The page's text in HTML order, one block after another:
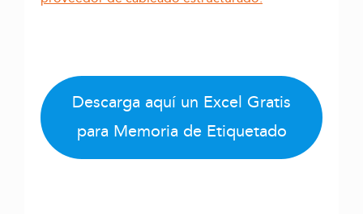
Descarga aquí un Excel Gratis
para Memoria de Etiquetado